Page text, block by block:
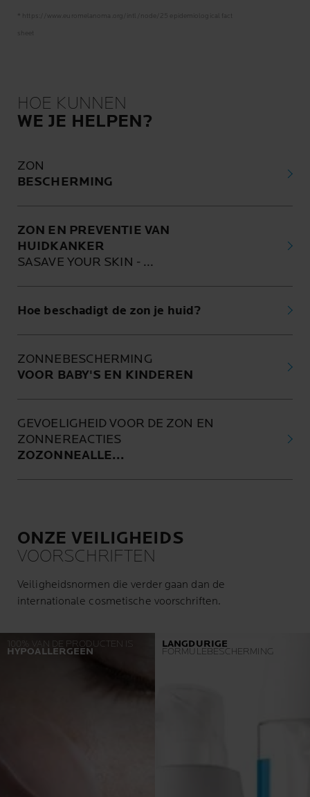
* https://www.euromelanoma.org/intl/node/25 epidemiological fact
sheet
HOE KUNNEN
WE JE HELPEN?
ZON
BESCHERMING
ZON EN PREVENTIE VAN
HUIDKANKER
SASAVE YOUR SKIN - ...
Hoe beschadigt de zon je huid?
ZONNEBESCHERMING
VOOR BABY'S EN KINDEREN
GEVOELIGHEID VOOR DE ZON EN
ZONNEREACTIES
ZOZONNEALLE...
ONZE VEILIGHEIDS
VOORSCHRIFTEN
Veiligheidsnormen die verder gaan dan de
internationale cosmetische voorschriften.
100% VAN DE PRODUCTEN IS
HYPOALLERGEEN
LANGDURIGE
FORMULEBESCHERMING